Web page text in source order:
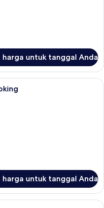
harga untuk tanggal Anda
kerja, ruang kerja ramah
harga untuk tanggal Anda
kerja, ruang kerja ramah